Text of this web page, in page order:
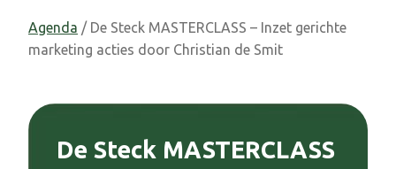
Agenda / De Steck MASTERCLASS – Inzet gerichte
marketing acties door Christian de Smit
De Steck MASTERCLASS